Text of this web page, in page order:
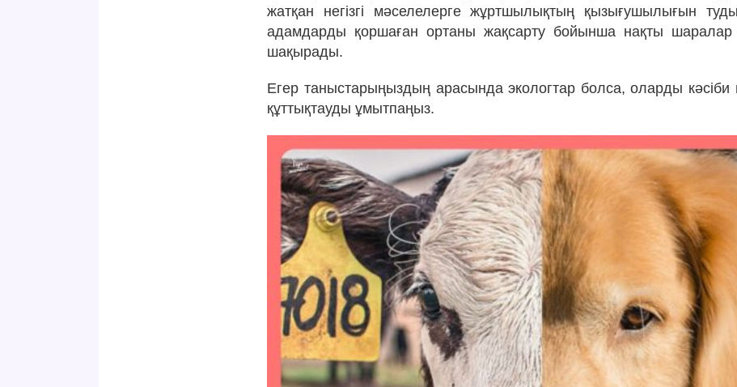
жатқан негізгі мәселелерге жұртшылықтың қызығушылығын
адамдарды қоршаған ортаны жақсарту бойынша нақты шаралар
шақырады.
Егер таныстарыңыздың арасында экологтар болса, оларды кәсіби
құттықтауды ұмытпаңыз.